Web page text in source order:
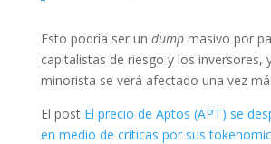
Esto podría ser un dumpmasivo por
capitalistas de riesgo y los inversores,
minorista se verá afectado una vez
El post El precio de Aptos (APT) se
en medio de críticas por sus